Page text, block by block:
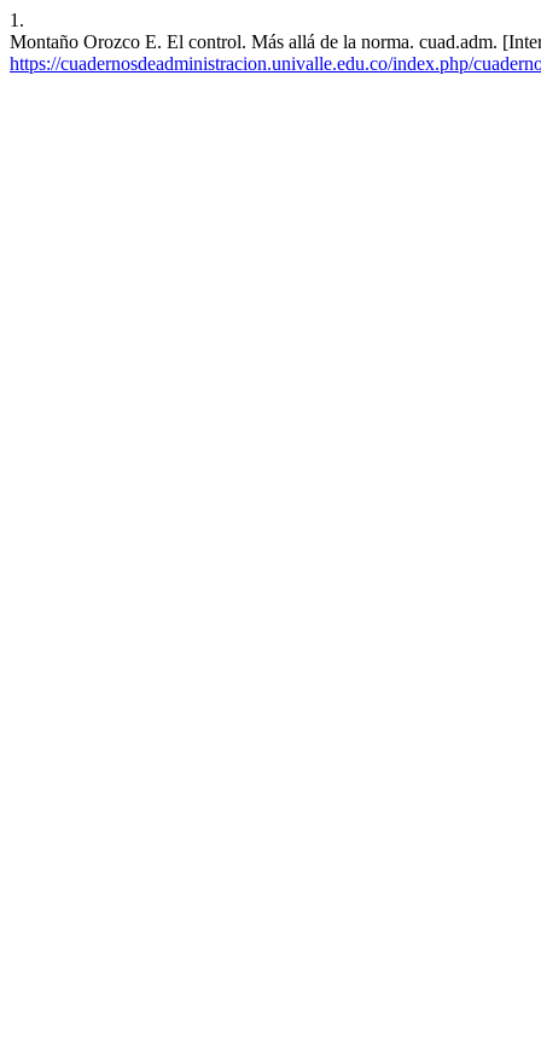
1.
Montaño Orozco E. El control. Más allá de la norma. cuad.adm.
https://cuadernosdeadministracion.univalle.edu.co/index.php/